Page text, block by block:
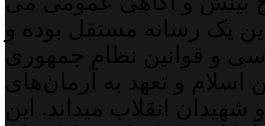
یک رسانه مستقل بوده و
و قوانین نظام جمهوری
و تعهد به آرمان‌های
انقلاب میداند. این